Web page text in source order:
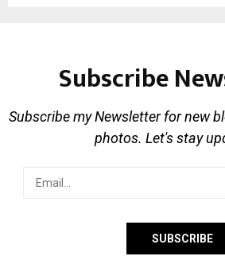
Subscribe
Subscribe my Newsletter for new
photos. Let's stay